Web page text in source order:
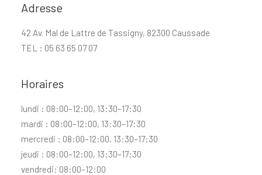
Adresse
42 Av. Mal de Lattre de Tassigny, 82300 Caussade
TEL : 05 63 65 07 07
Horaires
lundi : 08:00–12:00, 13:30–17:30
mardi : 08:00–12:00, 13:30–17:30
mercredi : 08:00–12:00, 13:30–17:30
jeudi : 08:00–12:00, 13:30–17:30
vendredi: 08:00–12:00